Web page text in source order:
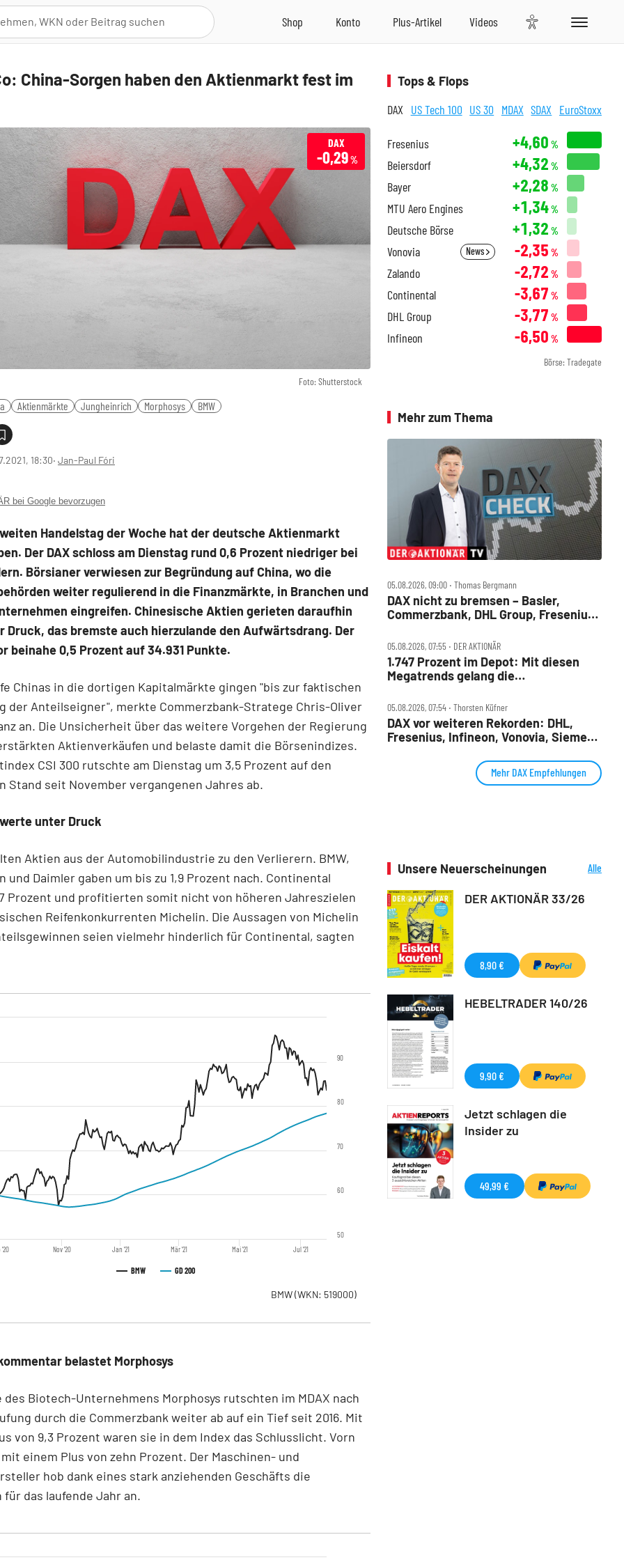
China-Sorgen haben den Aktienmarkt fest im
Foto: Shutterstock
DAX
-0,29%
Aktienmärkte Jungheinrich Morphosys BMW
18:30‧ Jan-Paul Fóri
bei Google bevorzugen
Handelstag der Woche hat der deutsche Aktienmarkt
Der DAX schloss am Dienstag rund 0,6 Prozent niedriger bei
Börsianer verwiesen zur Begründung auf China, wo die
weiter regulierend in die Finanzmärkte, in Branchen und
eingreifen. Chinesische Aktien gerieten daraufhin
Druck, das bremste auch hierzulande den Aufwärtsdrang. Der
beinahe 0,5 Prozent auf 34.931 Punkte.
Chinas in die dortigen Kapitalmärkte gingen "bis zur faktischen
der Anteilseigner", merkte Commerzbank-Stratege Chris-Oliver
an. Die Unsicherheit über das weitere Vorgehen der Regierung
Aktienverkäufen und belaste damit die Börsenindizes.
CSI 300 rutschte am Dienstag um 3,5 Prozent auf den
Stand seit November vergangenen Jahres ab.
unter Druck
Aktien aus der Automobilindustrie zu den Verlierern. BMW,
und Daimler gaben um bis zu 1,9 Prozent nach. Continental
Prozent und profitierten somit nicht von höheren Jahreszielen
Reifenkonkurrenten Michelin. Die Aussagen von Michelin
seien vielmehr hinderlich für Continental, sagten
BMW GD 200
'20 Nov '20 Jan '21 Mär '21 Mai '21 Jul '21
50
60
70
80
90
BMW(WKN: 519000)
belastet Morphosys
des Biotech-Unternehmens Morphosys rutschten im MDAX nach
durch die Commerzbank weiter ab auf ein Tief seit 2016. Mit
von 9,3 Prozent waren sie in dem Index das Schlusslicht. Vorn
einem Plus von zehn Prozent. Der Maschinen- und
hob dank eines stark anziehenden Geschäfts die
für das laufende Jahr an.
Tops & Flops
DAX US Tech 100 US 30 MDAX SDAX EuroStoxx
Fresenius +4,60 %
Beiersdorf +4,32 %
Bayer +2,28 %
MTU Aero Engines +1,34%
Deutsche Börse +1,32 %
Vonovia News -2,35 %
Zalando -2,72 %
Continental -3,67 %
DHL Group -3,77 %
Infineon -6,50 %
Börse: Tradegate
Mehr zum Thema
05.08.2026, 09:00 ‧ Thomas Bergmann
DAX nicht zu bremsen – Basler,
Commerzbank, DHL Group, Fresenius,
05.08.2026, 07:55 ‧ DER AKTIONÄR
1.747 Prozent im Depot: Mit diesen
Megatrends gelang die
05.08.2026, 07:54 ‧ Thorsten Küfner
DAX vor weiteren Rekorden: DHL,
Fresenius, Infineon, Vonovia, Siemens
Mehr DAX Empfehlungen
Unsere Neuerscheinungen
Alle
DER AKTIONÄR 33/26
8,90 €
HEBELTRADER 140/26
9,90 €
Jetzt schlagen die
Insider zu
49,99 €